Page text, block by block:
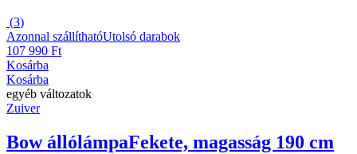
(3)
Azonnal szállíthatóUtolsó darabok
107 990 Ft
Kosárba
Kosárba
egyéb változatok
Zuiver
Bow állólámpaFekete, magasság 190 cm